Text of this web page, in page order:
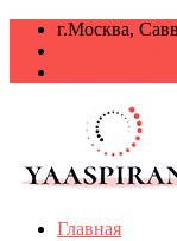
г.Москва,
Главная